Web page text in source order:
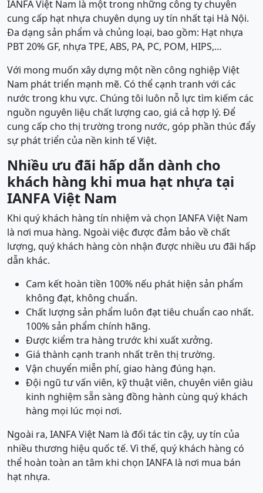
IANFA Việt Nam là một trong những công ty chuyên
cung cấp hạt nhựa chuyên dụng uy tín nhất tại Hà Nội.
Đa dạng sản phẩm và chủng loại, bao gồm: Hạt nhựa
PBT 20% GF, nhựa TPE, ABS, PA, PC, POM, HIPS,…
Với mong muốn xây dựng một nền công nghiệp Việt
Nam phát triển mạnh mẽ. Có thể cạnh tranh với các
nước trong khu vực. Chúng tôi luôn nỗ lực tìm kiếm các
nguồn nguyên liệu chất lượng cao, giá cả hợp lý. Để
cung cấp cho thị trường trong nước, góp phần thúc đẩy
sự phát triển của nền kinh tế Việt.
Nhiều ưu đãi hấp dẫn dành cho
khách hàng khi mua hạt nhựa tại
IANFA Việt Nam
Khi quý khách hàng tín nhiệm và chọn IANFA Việt Nam
là nơi mua hàng. Ngoài việc được đảm bảo về chất
lượng, quý khách hàng còn nhận được nhiều ưu đãi hấp
dẫn khác.
Cam kết hoàn tiền 100% nếu phát hiện sản phẩm
không đạt, không chuẩn.
Chất lượng sản phẩm luôn đạt tiêu chuẩn cao nhất.
100% sản phẩm chính hãng.
Được kiểm tra hàng trước khi xuất xưởng.
Giá thành cạnh tranh nhất trên thị trường.
Vận chuyển miễn phí, giao hàng đúng hạn.
Đội ngũ tư vấn viên, kỹ thuật viên, chuyên viên giàu
kinh nghiệm sẵn sàng đồng hành cùng quý khách
hàng mọi lúc mọi nơi.
Ngoài ra, IANFA Việt Nam là đối tác tin cậy, uy tín của
nhiều thương hiệu quốc tế. Vì thế, quý khách hàng có
thể hoàn toàn an tâm khi chọn IANFA là nơi mua bán
hạt nhựa.